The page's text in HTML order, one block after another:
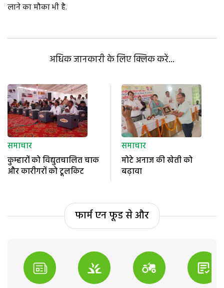
लाने का मौका भी है.
अधिक जानकारी के लिए क्लिक करें...
समाचार
कुम्हारों को विद्युतचालित चाक
और कारीगरों को टूलकिट
समाचार
मोटे अनाज की खेती को
बढ़ावा
फार्म एन फूड से और